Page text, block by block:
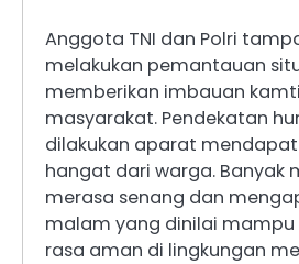
Anggota TNI dan Polri
melakukan pemantauan
memberikan imbauan
masyarakat. Pendekatan
dilakukan aparat
hangat dari warga. Banyak
merasa senang dan
malam yang dinilai
rasa aman di lingkungan